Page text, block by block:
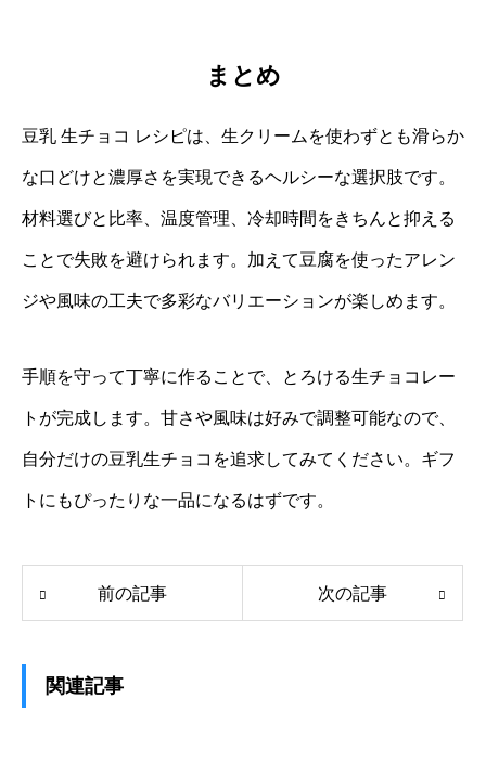
まとめ
豆乳 生チョコ レシピは、生クリームを使わずとも滑らか
な口どけと濃厚さを実現できるヘルシーな選択肢です。
材料選びと比率、温度管理、冷却時間をきちんと抑える
ことで失敗を避けられます。加えて豆腐を使ったアレン
ジや風味の工夫で多彩なバリエーションが楽しめます。
手順を守って丁寧に作ることで、とろける生チョコレー
トが完成します。甘さや風味は好みで調整可能なので、
自分だけの豆乳生チョコを追求してみてください。ギフ
トにもぴったりな一品になるはずです。
前の記事 次の記事
関連記事